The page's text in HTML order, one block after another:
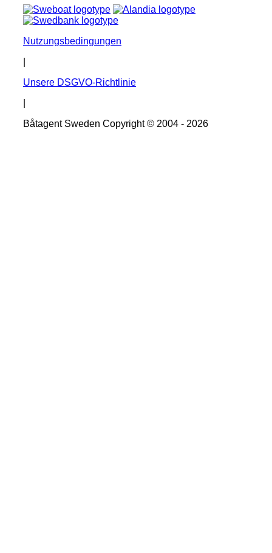
Nutzungsbedingungen
Unsere DSGVO-Richtlinie
Båtagent Sweden Copyright © 2004 - 2026